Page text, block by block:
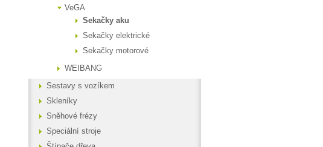
VeGA
Sekačky aku
Sekačky elektrické
Sekačky motorové
WEIBANG
Sestavy s vozíkem
Skleníky
Sněhové frézy
Speciální stroje